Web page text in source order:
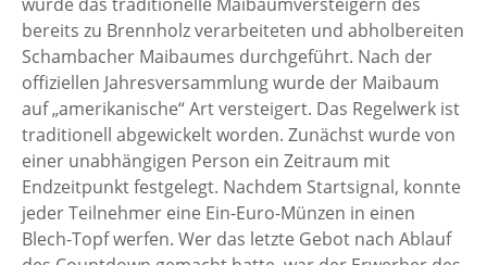
bereits zu Brennholz verarbeiteten und abholbereiten
Schambacher Maibaumes durchgeführt. Nach der
offiziellen Jahresversammlung wurde der Maibaum
auf „amerikanische“ Art versteigert. Das Regelwerk ist
traditionell abgewickelt worden. Zunächst wurde von
einer unabhängigen Person ein Zeitraum mit
Endzeitpunkt festgelegt. Nachdem Startsignal, konnte
jeder Teilnehmer eine Ein-Euro-Münzen in einen
Blech-Topf werfen. Wer das letzte Gebot nach Ablauf